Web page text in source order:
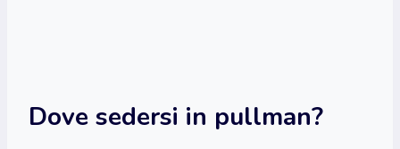
Dove sedersi in pullman?